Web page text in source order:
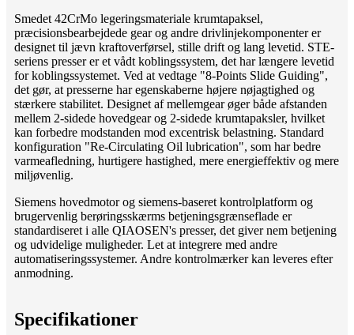
Smedet 42CrMo legeringsmateriale krumtapaksel,
præcisionsbearbejdede gear og andre drivlinjekomponenter er
designet til jævn kraftoverførsel, stille drift og lang levetid. STE-
seriens presser er et vådt koblingssystem, det har længere levetid
for koblingssystemet. Ved at vedtage "8-Points Slide Guiding",
det gør, at presserne har egenskaberne højere nøjagtighed og
stærkere stabilitet. Designet af mellemgear øger både afstanden
mellem 2-sidede hovedgear og 2-sidede krumtapaksler, hvilket
kan forbedre modstanden mod excentrisk belastning. Standard
konfiguration "Re-Circulating Oil lubrication", som har bedre
varmeafledning, hurtigere hastighed, mere energieffektiv og mere
miljøvenlig.
Siemens hovedmotor og siemens-baseret kontrolplatform og
brugervenlig berøringsskærms betjeningsgrænseflade er
standardiseret i alle QIAOSEN's presser, det giver nem betjening
og udvidelige muligheder. Let at integrere med andre
automatiseringssystemer. Andre kontrolmærker kan leveres efter
anmodning.
Specifikationer